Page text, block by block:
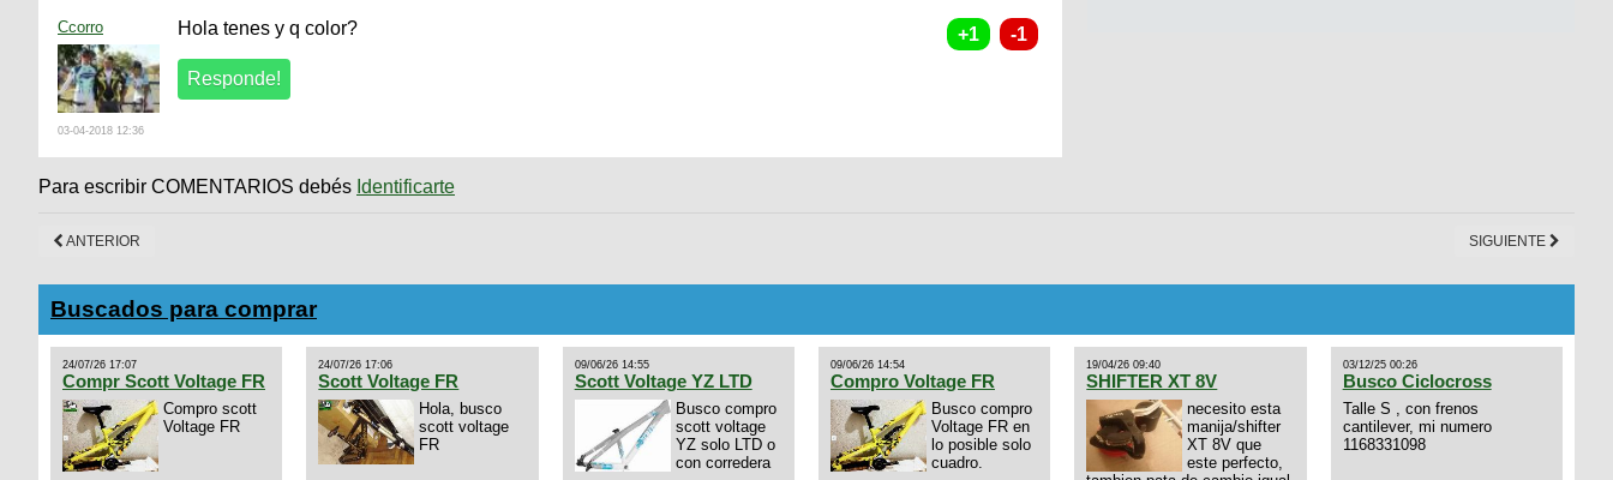
Ccorro
03-04-2018 12:36
Hola tenes y q color?
Para escribir COMENTARIOS debés Identificarte
ANTERIOR SIGUIENTE
Buscados para comprar
24/07/26 17:07
Compr Scott Voltage FR
Compro scott
Voltage FR
24/07/26 17:06
Scott Voltage FR
Hola, busco
scott voltage
FR
09/06/26 14:55
Scott Voltage YZ LTD
Busco compro
scott voltage
YZ solo LTD o
con corredera
09/06/26 14:54
Compro Voltage FR
Busco compro
Voltage FR en
lo posible solo
cuadro.
19/04/26 09:40
SHIFTER XT 8V
necesito esta
manija/shifter
XT 8V que
este perfecto,
03/12/25 00:26
Busco Ciclocross
Talle S , con frenos
cantilever, mi numero
1168331098